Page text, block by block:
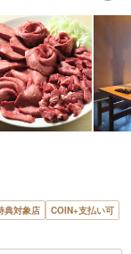
典対象店
COIN+支払い可